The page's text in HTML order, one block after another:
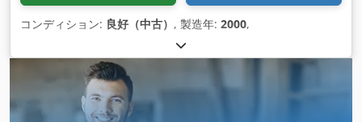
コンディション: 良好（中古） , 製造年: 2000,